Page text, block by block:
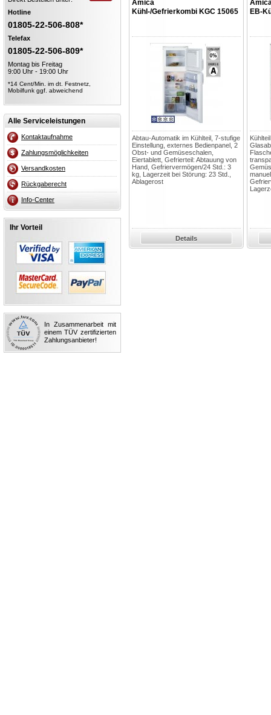
Hotline
01805-22-506-808*
Telefax
01805-22-506-809*
Montag bis Freitag
9:00 Uhr - 19:00 Uhr
*14 Cent/Min. im dt. Festnetz,
Mobilfunk ggf. abweichend
Alle Serviceleistungen
Kontaktaufnahme
Zahlungsmöglichkeiten
Versandkosten
Rückgaberecht
Info-Center
Ihr Vorteil
In Zusammenarbeit mit
einem TÜV zertifizierten
Zahlungsanbieter!
Amica
Kühl-/Gefrierkombi KGC 15065
Abtau-Automatik im Kühlteil, 7-stufige
Einstellung, externes Bedienpanel, 2
Obst- und Gemüseschalen,
Eiertablett, Gefrierteil: Abtauung von
Hand, Gefriervermögen/24 Std.: 3
kg, Lagerzeit bei Störung: 23 Std.,
Ablagerost
Details
EB-